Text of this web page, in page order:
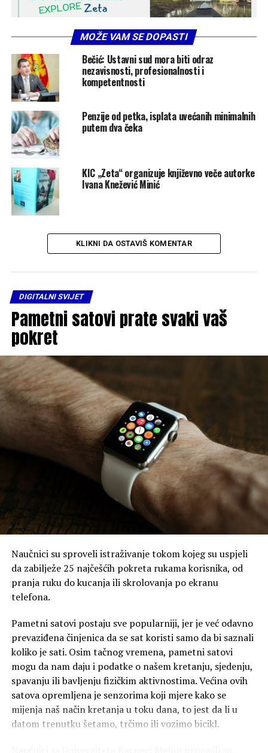
MOŽE VAM SE DOPASTI
Bečić: Ustavni sud mora biti odraz
nezavisnosti, profesionalnosti i
kompetentnosti
Penzije od petka, isplata uvećanih minimalnih
putem dva čeka
KIC „Zeta“ organizuje književno veče autorke
Ivana Knežević Minić
KLIKNI DA OSTAVIŠ KOMENTAR
DIGITALNI SVIJET
Pametni satovi prate svaki vaš
pokret
Naučnici su sproveli istraživanje tokom kojeg su uspjeli
da zabilježe 25 najčešćih pokreta rukama korisnika, od
pranja ruku do kucanja ili skrolovanja po ekranu
telefona.
Pametni satovi postaju sve popularniji, jer je već odavno
prevaziđena činjenica da se sat koristi samo da bi saznali
koliko je sati. Osim tačnog vremena, pametni satovi
mogu da nam daju i podatke o našem kretanju, sjedenju,
spavanju ili bavljenju fizičkim aktivnostima. Većina ovih
satova opremljena je senzorima koji mjere kako se
mijenja naš način kretanja u toku dana, to jest da li u
datom trenutku šetamo, trčimo ili vozimo bicikl.